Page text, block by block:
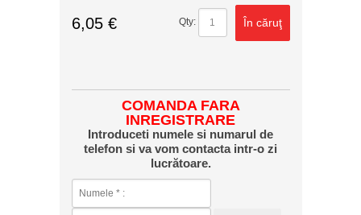
6,05 € Qty: În căruţ
COMANDA FARA
INREGISTRARE
Introduceti numele si numarul de
telefon si va vom contacta intr-o zi
lucrătoare.